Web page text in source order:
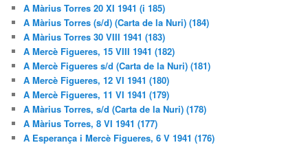
A Màrius Torres 20 XI 1941 (i 185)
A Màrius Torres (s/d) (Carta de la Nuri) (184)
A Màrius Torres 30 VIII 1941 (183)
A Mercè Figueres, 15 VIII 1941 (182)
A Mercè Figueres s/d (Carta de la Nuri) (181)
A Mercè Figueres, 12 VI 1941 (180)
A Mercè Figueres, 11 VI 1941 (179)
A Màrius Torres, s/d (Carta de la Nuri) (178)
A Màrius Torres, 8 VI 1941 (177)
A Esperança i Mercè Figueres, 6 V 1941 (176)